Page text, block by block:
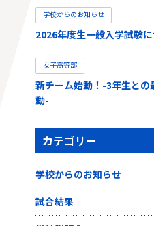
学校からのお知らせ
2026年度生一般入学試験
女子高等部
新チーム始動！-3年生との
動-
カテゴリー
学校からのお知らせ
試合結果